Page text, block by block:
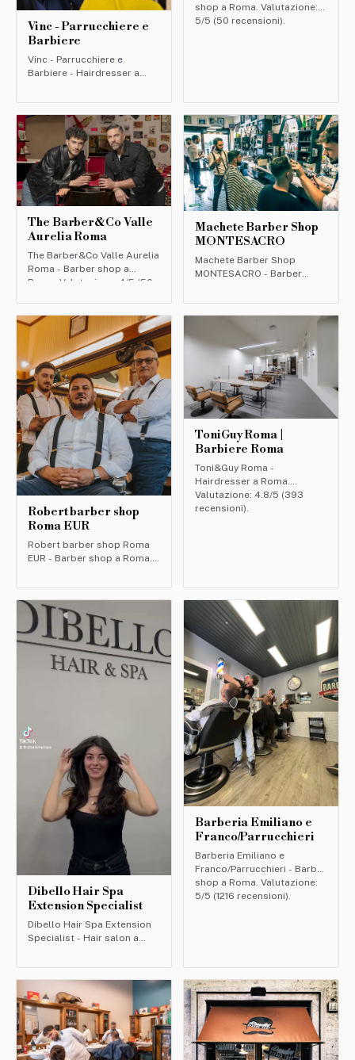
Vinc - Parrucchiere e
Barbiere
Vinc - Parrucchiere e
Barbiere - Hairdresser a
shop a Roma. Valutazione:
5/5 (50 recensioni).
The Barber&Co Valle
Aurelia Roma
The Barber&Co Valle Aurelia
Roma - Barber shop a
Roma. Valutazione: 4/5 (50
Machete Barber Shop
MONTESACRO
Machete Barber Shop
MONTESACRO - Barber
Robert barber shop
Roma EUR
Robert barber shop Roma
EUR - Barber shop a Roma.
ToniGuy Roma |
Barbiere Roma
Toni&Guy Roma -
Hairdresser a Roma.
Valutazione: 4.8/5 (393
recensioni).
Dibello Hair Spa
Extension Specialist
Dibello Hair Spa Extension
Specialist - Hair salon a
Barberia Emiliano e
Franco/Parrucchieri
Barberia Emiliano e
Franco/Parrucchieri - Barber
shop a Roma. Valutazione:
5/5 (1216 recensioni).